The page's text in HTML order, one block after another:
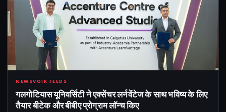
CM
NEWSVOIR FEEDS
गलगोटियास यूनिवर्सिटी ने एक्सेंचर लर्नवेंटेज के साथ भविष्य के लिए
तैयार बीटेक और बीबीए प्रोग्राम लॉन्च किए